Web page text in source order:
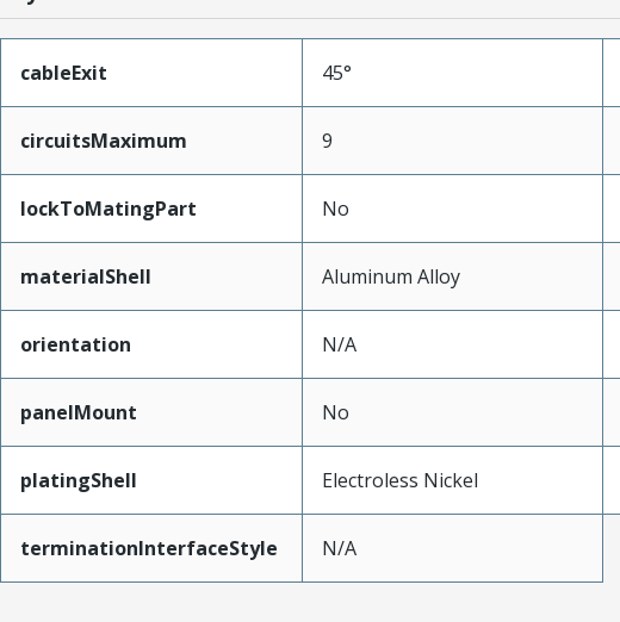
cableExit 45°
circuitsMaximum 9
lockToMatingPart No
materialShell Aluminum Alloy
orientation N/A
panelMount No
platingShell Electroless Nickel
terminationInterfaceStyle N/A